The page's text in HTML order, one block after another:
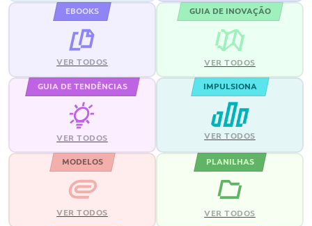
EBOOKS
VER TODOS
GUIA DE INOVAÇÃO
VER TODOS
GUIA DE TENDÊNCIAS
VER TODOS
IMPULSIONA
VER TODOS
MODELOS
VER TODOS
PLANILHAS
VER TODOS